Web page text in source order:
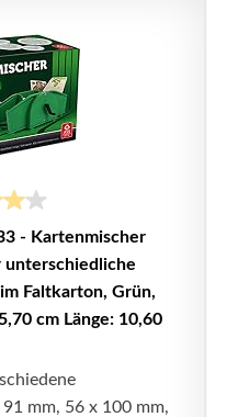
- Kartenmischer
Faltkarton, Grün,
cm Länge: 10,60
mm, 56 x 100 mm,